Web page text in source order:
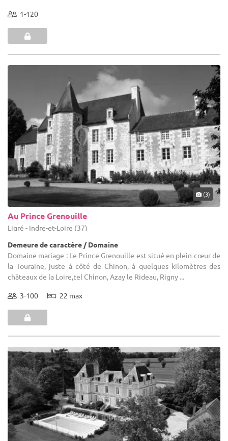
1-120
(3)
Au Prince Grenouille
Ligré - Indre-et-Loire (37)
Demeure de caractère / Domaine
Domaine mariage : Le Prince Grenouille est situé en plein cœur de
la Touraine, juste à côté de Chinon, à quelques kilomètres des
châteaux de la Loire,tel Chinon, Azay le Rideau, Rigny ...
3-100 22 max